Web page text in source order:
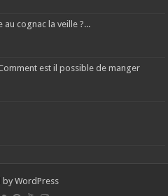
au cognac la veille ?...
est il possible de manger
by WordPress